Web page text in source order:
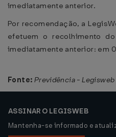
imediatamente anterior.
Por recomendação, a
efetuem o recolhimento
imediatamente anterior: em
Fonte: Previdência - Legisweb
ASSINAR O LEGISWEB
Mantenha-se informado e